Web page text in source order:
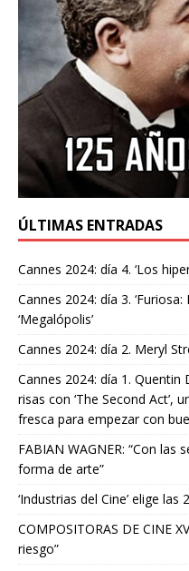
ÚLTIMAS ENTRADAS
Cannes 2024: día 4. ‘Los
Cannes 2024: día 3. ‘Furiosa:
‘Megalópolis’
Cannes 2024: día 2. Meryl
Cannes 2024: día 1.
risas con ‘The Second Act’,
fresca para empezar con
FABIAN WAGNER: “Con
forma de arte”
‘Industrias del Cine’ elige
COMPOSITORAS DE CINE
riesgo”